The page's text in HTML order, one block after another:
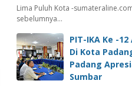
Lima Puluh Kota -
sebelumnya…
PIT-IKA Ke -
Di Kota
Padang
Sumbar